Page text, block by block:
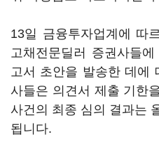
13일 금융투자업계에 따
고채전문딜러 증권사들
고서 초안을 발송한 데에
사들은 의견서 제출 기한
사건의 최종 심의 결과는
됩니다.